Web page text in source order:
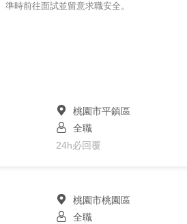
時前往面試並留意求職安全。
桃園市平鎮區
全職
24h必回覆
桃園市桃園區
全職